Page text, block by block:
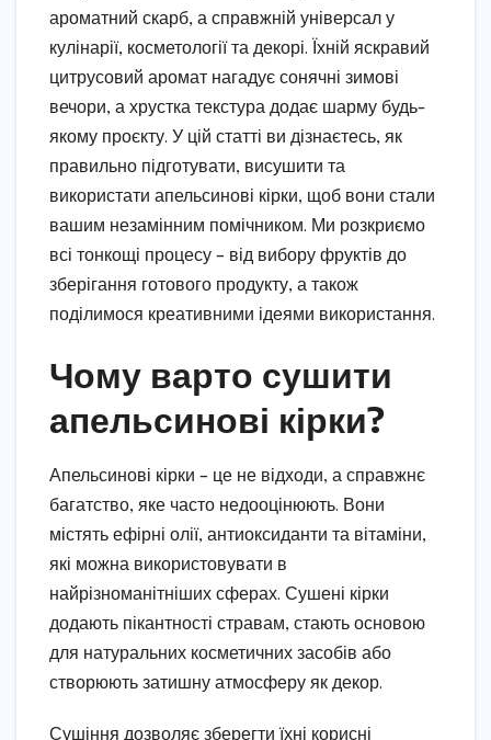
ароматний скарб, а справжній універсал у
кулінарії, косметології та декорі. Їхній яскравий
цитрусовий аромат нагадує сонячні зимові
вечори, а хрустка текстура додає шарму будь-
якому проєкту. У цій статті ви дізнаєтесь, як
правильно підготувати, висушити та
використати апельсинові кірки, щоб вони стали
вашим незамінним помічником. Ми розкриємо
всі тонкощі процесу – від вибору фруктів до
зберігання готового продукту, а також
поділимося креативними ідеями використання.
Чому варто сушити
апельсинові кірки?
Апельсинові кірки – це не відходи, а справжнє
багатство, яке часто недооцінюють. Вони
містять ефірні олії, антиоксиданти та вітаміни,
які можна використовувати в
найрізноманітніших сферах. Сушені кірки
додають пікантності стравам, стають основою
для натуральних косметичних засобів або
створюють затишну атмосферу як декор.
Сушіння дозволяє зберегти їхні корисні